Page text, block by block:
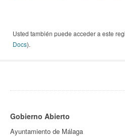
Usted también puede acceder a este
Docs).
Gobierno Abierto
Ayuntamiento de Málaga